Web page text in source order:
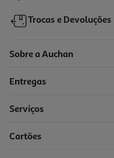
-10%
Trocas e Devoluções
Sobre a Auchan
Entregas
Serviços
Cartões